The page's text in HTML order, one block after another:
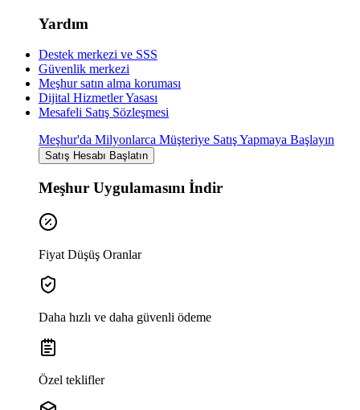
Yardım
Destek merkezi ve SSS
Güvenlik merkezi
Meşhur satın alma koruması
Dijital Hizmetler Yasası
Mesafeli Satış Sözleşmesi
Meşhur'da Milyonlarca Müşteriye Satış Yapmaya Başlayın
Satış Hesabı Başlatın
Meşhur Uygulamasını İndir
Fiyat Düşüş Oranlar
Daha hızlı ve daha güvenli ödeme
Özel teklifler